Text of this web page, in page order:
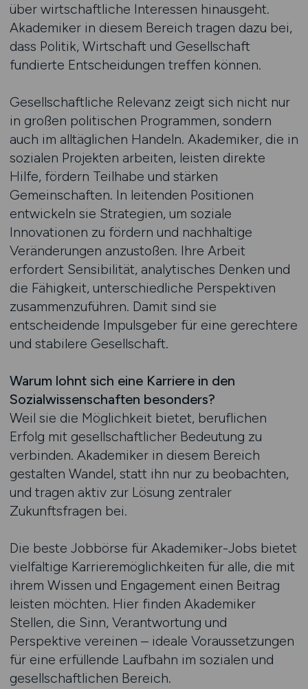
über wirtschaftliche Interessen hinausgeht.
Akademiker in diesem Bereich tragen dazu bei,
dass Politik, Wirtschaft und Gesellschaft
fundierte Entscheidungen treffen können.
Gesellschaftliche Relevanz zeigt sich nicht nur
in großen politischen Programmen, sondern
auch im alltäglichen Handeln. Akademiker, die in
sozialen Projekten arbeiten, leisten direkte
Hilfe, fördern Teilhabe und stärken
Gemeinschaften. In leitenden Positionen
entwickeln sie Strategien, um soziale
Innovationen zu fördern und nachhaltige
Veränderungen anzustoßen. Ihre Arbeit
erfordert Sensibilität, analytisches Denken und
die Fähigkeit, unterschiedliche Perspektiven
zusammenzuführen. Damit sind sie
entscheidende Impulsgeber für eine gerechtere
und stabilere Gesellschaft.
Warum lohnt sich eine Karriere in den
Sozialwissenschaften besonders?
Weil sie die Möglichkeit bietet, beruflichen
Erfolg mit gesellschaftlicher Bedeutung zu
verbinden. Akademiker in diesem Bereich
gestalten Wandel, statt ihn nur zu beobachten,
und tragen aktiv zur Lösung zentraler
Zukunftsfragen bei.
Die beste Jobbörse für Akademiker-Jobs bietet
vielfältige Karrieremöglichkeiten für alle, die mit
ihrem Wissen und Engagement einen Beitrag
leisten möchten. Hier finden Akademiker
Stellen, die Sinn, Verantwortung und
Perspektive vereinen – ideale Voraussetzungen
für eine erfüllende Laufbahn im sozialen und
gesellschaftlichen Bereich.